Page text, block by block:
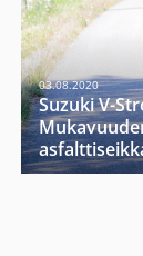
03.08.2020
Suzuki V-